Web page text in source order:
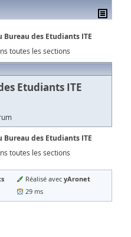
Bureau des Etudiants ITE
toutes les sections
Etudiants ITE
Bureau des Etudiants ITE
toutes les sections
Réalisé avecyAronet
29 ms